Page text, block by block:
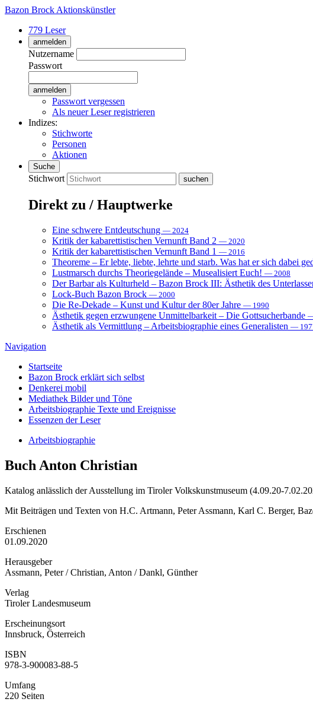
Bazon Brock Aktionskünstler
779 Leser
anmelden
Nutzername
Passwort
Passwort vergessen
Als neuer Leser registrieren
Indizes:
Stichworte
Personen
Aktionen
Suche
Stichwort
Direkt zu / Hauptwerke
Eine schwere Entdeutschung — 2024
Kritik der kabarettistischen Vernunft Band 2 — 2020
Kritik der kabarettistischen Vernunft Band 1 — 2016
Theoreme – Er lebte, liebte, lehrte und starb. Was hat er sich dabei
Lustmarsch durchs Theoriegelände – Musealisiert Euch! — 2008
Der Barbar als Kulturheld – Bazon Brock III: Ästhetik des
Lock-Buch Bazon Brock — 2000
Die Re-Dekade – Kunst und Kultur der 80er Jahre — 1990
Ästhetik gegen erzwungene Unmittelbarkeit – Die Gottsucherbande
Ästhetik als Vermittlung – Arbeitsbiographie eines Generalisten —
Navigation
Startseite
Bazon Brock erklärt sich selbst
Denkerei mobil
Mediathek Bilder und Töne
Arbeitsbiographie Texte und Ereignisse
Essenzen der Leser
Arbeitsbiographie
Buch Anton Christian
Katalog anlässlich der Ausstellung im Tiroler Volkskunstmuseum (4.09.20-
Mit Beiträgen und Texten von H.C. Artmann, Peter Assmann, Karl C. Berger,
Erschienen
01.09.2020
Herausgeber
Assmann, Peter / Christian, Anton / Dankl, Günther
Verlag
Tiroler Landesmuseum
Erscheinungsort
Innsbruck, Österreich
ISBN
978-3-900083-88-5
Umfang
220 Seiten